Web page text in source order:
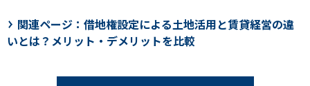
関連ページ：借地権設定による土地活用と賃貸経営の違
いとは？メリット・デメリットを比較